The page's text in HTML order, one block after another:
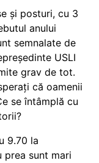
și posturi, cu 3
anului
semnalate de
USLI
grav de tot.
că oamenii
se întâmplă cu
9.70 la
prea sunt mari